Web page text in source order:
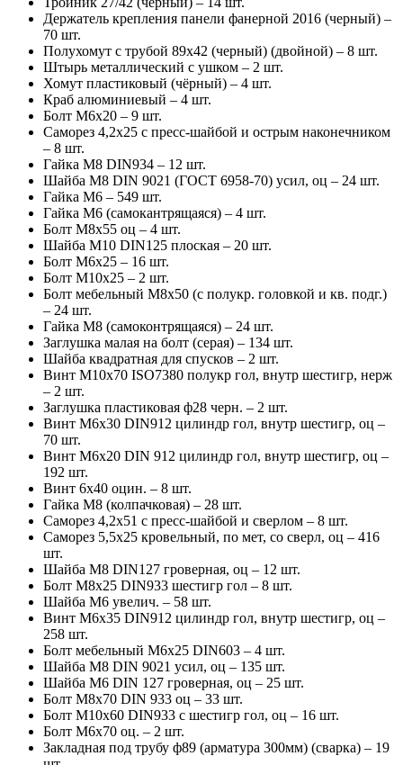
Держатель крепления панели фанерной 2016 (черный) –
70 шт.
Полухомут с трубой 89х42 (черный) (двойной) – 8 шт.
Штырь металлический с ушком – 2 шт.
Хомут пластиковый (чёрный) – 4 шт.
Краб алюминиевый – 4 шт.
Болт М6х20 – 9 шт.
Саморез 4,2х25 с пресс-шайбой и острым наконечником
– 8 шт.
Гайка М8 DIN934 – 12 шт.
Шайба М8 DIN 9021 (ГОСТ 6958-70) усил, оц – 24 шт.
Гайка М6 – 549 шт.
Гайка М6 (самокантрящаяся) – 4 шт.
Болт М8х55 оц – 4 шт.
Шайба М10 DIN125 плоская – 20 шт.
Болт М6х25 – 16 шт.
Болт М10х25 – 2 шт.
Болт мебельный М8х50 (с полукр. головкой и кв. подг.)
– 24 шт.
Гайка М8 (самоконтрящаяся) – 24 шт.
Заглушка малая на болт (серая) – 134 шт.
Шайба квадратная для спусков – 2 шт.
Винт М10х70 ISO7380 полукр гол, внутр шестигр, нерж
– 2 шт.
Заглушка пластиковая ф28 черн. – 2 шт.
Винт М6х30 DIN912 цилиндр гол, внутр шестигр, оц –
70 шт.
Винт М6х20 DIN 912 цилиндр гол, внутр шестигр, оц –
192 шт.
Винт 6х40 оцин. – 8 шт.
Гайка М8 (колпачковая) – 28 шт.
Саморез 4,2х51 с пресс-шайбой и сверлом – 8 шт.
Саморез 5,5х25 кровельный, по мет, со сверл, оц – 416
шт.
Шайба М8 DIN127 гроверная, оц – 12 шт.
Болт М8х25 DIN933 шестигр гол – 8 шт.
Шайба М6 увелич. – 58 шт.
Винт М6х35 DIN912 цилиндр гол, внутр шестигр, оц –
258 шт.
Болт мебельный М6х25 DIN603 – 4 шт.
Шайба М8 DIN 9021 усил, оц – 135 шт.
Шайба М6 DIN 127 гроверная, оц – 25 шт.
Болт М8х70 DIN 933 оц – 33 шт.
Болт М10х60 DIN933 с шестигр гол, оц – 16 шт.
Болт М6х70 оц. – 2 шт.
Закладная под трубу ф89 (арматура 300мм) (сварка) – 19